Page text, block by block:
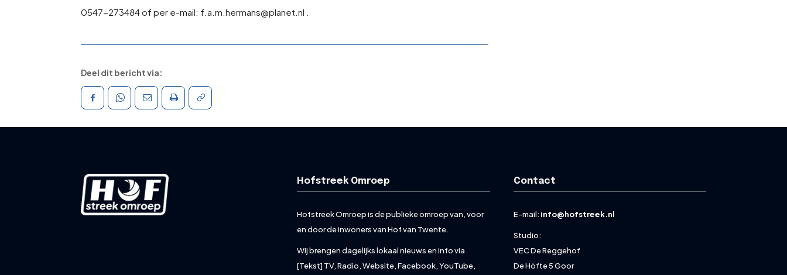
0547-273484 of per e-mail: f.a.m.hermans@planet.nl .
Deel dit bericht via:
Hofstreek Omroep
Hofstreek Omroep is de publieke omroep van, voor
en door de inwoners van Hof van Twente.
Wij brengen dagelijks lokaal nieuws en info via
[Tekst] TV, Radio, Website, Facebook, YouTube,
Contact
E-mail: info@hofstreek.nl
Studio:
VEC De Reggehof
De Höfte 5 Goor